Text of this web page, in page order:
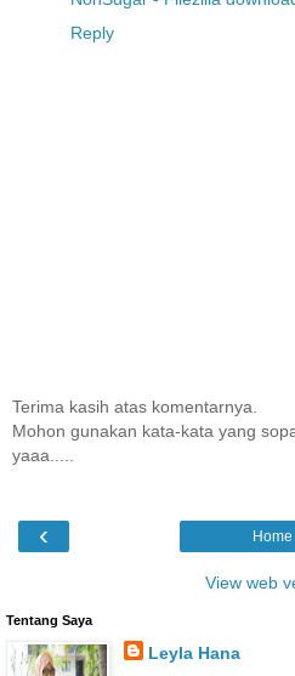
Reply
Terima kasih atas komentarnya.
Mohon gunakan kata-kata yang
yaaa.....
‹ Home
View web
Tentang Saya
Leyla Hana